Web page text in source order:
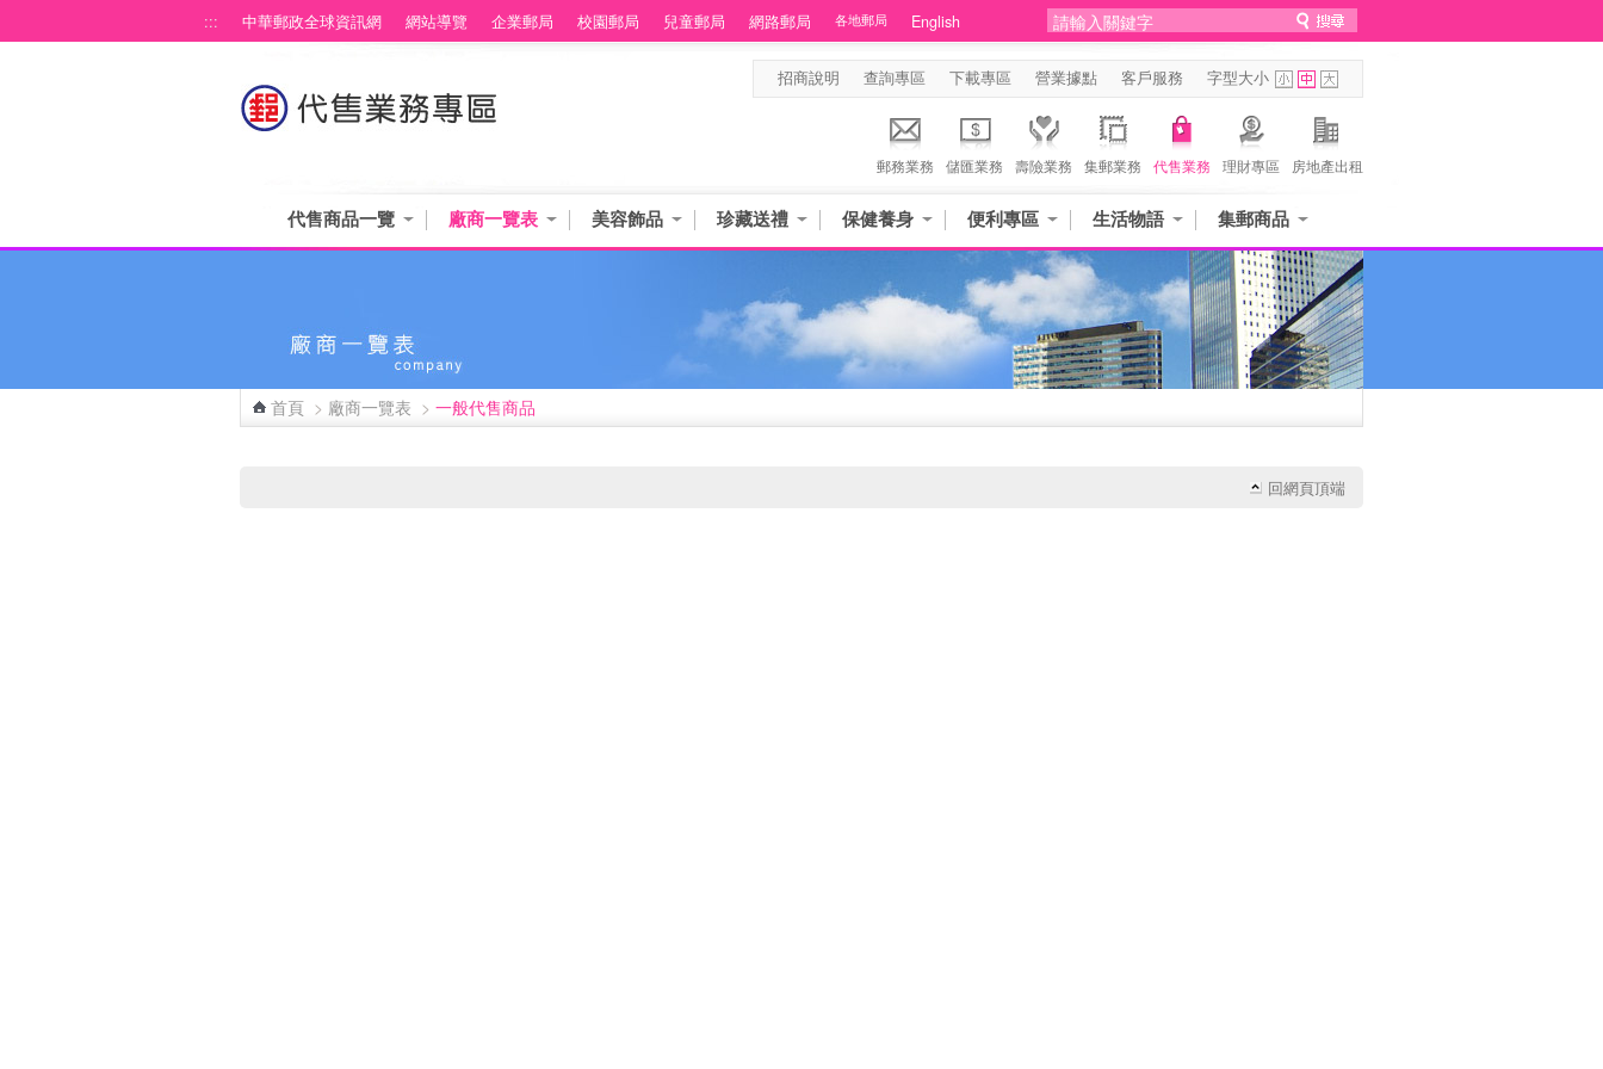
::: 中華郵政全球資訊網 網站導覽 企業郵局 校園郵局 兒童郵局 網路郵局 各地郵局 English
招商說明 查詢專區 下載專區 營業據點 客戶服務 字型大小
郵務業務 儲匯業務 壽險業務 集郵業務 代售業務 理財專區 房地產出租
代售商品一覽 廠商一覽表 美容飾品 珍藏送禮 保健養身 便利專區 生活物語 集郵商品
首頁 > 廠商一覽表 > 一般代售商品
回網頁頂端